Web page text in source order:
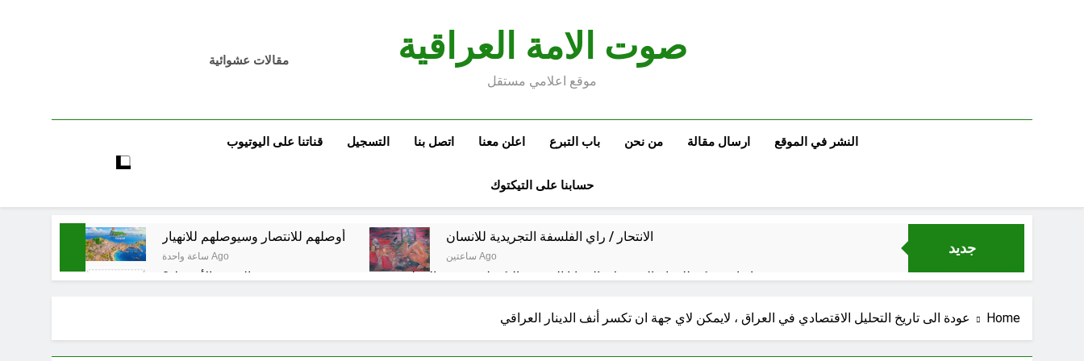
صوت الامة العراقية
موقع اعلامي مستقل
مقالات عشوائية
النشر في الموقع ارسال مقالة من نحن باب التبرع اعلن معنا اتصل بنا التسجيل قناتنا على اليوتيوب
حسابنا على التيكتوك
جديد
أوصلهم للانتصار وسيوصلهم للانهيار
ساعة واحدة Ago
الانتحار / راي الفلسفة التجريدية للانسان
ساعتين Ago
اتفاقية مكة للدفاع المشترك: الخفايا النووية والتكنولوجية غير المعلنة… نحو هندسة ردع جديدة في الشرق الأوسط ؟
الكاتبان باقر الزبيدي ورياض سعد يحذران من الجولاني (ح 5) (لو تغفلون عن أسلحتكم وأمتعتكم فيميلون عليكم ميلة واحدة)
Home عودة الى تاريخ التحليل الاقتصادي في العراق ، لايمكن لاي جهة ان تكسر أنف الدينار العراقي